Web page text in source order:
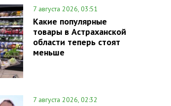
7 августа 2026, 03:51
Какие популярные
товары в Астраханской
области теперь стоят
меньше
7 августа 2026, 02:32